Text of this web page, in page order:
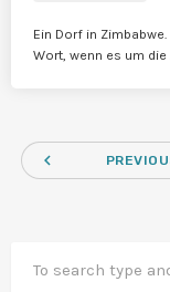
Ein Dorf in
Wort, wenn es um
navigate_before